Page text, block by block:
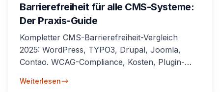
Barrierefreiheit für alle CMS-Systeme:
Der Praxis-Guide
Kompletter CMS-Barrierefreiheit-Vergleich
2025: WordPress, TYPO3, Drupal, Joomla,
Contao. WCAG-Compliance, Kosten, Plugin-
Unternehmen.
Weiterlesen